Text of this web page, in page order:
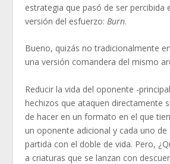
estrategia que pasó de ser percibida
versión del esfuerzo:Burn.
Bueno, quizás no tradicionalmente
una versión comandera del mismo
Reducir la vida del oponente -
hechizos que ataquen directamente
de hacer en un formato en el que
un oponente adicional y cada uno de
partida con el doble de vida. Pero,
a criaturas que se lanzan con